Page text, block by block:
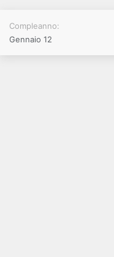
Compleanno
Gennaio 12